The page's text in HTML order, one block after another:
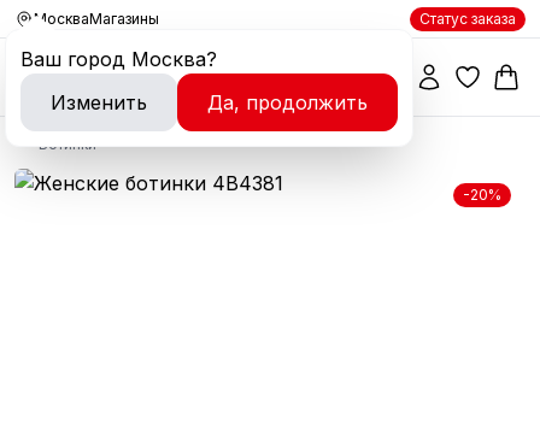
Москва
Ваш город Москва?
Изменить
Да, продолжить
Магазины Статус заказа
Ботинки
-20%